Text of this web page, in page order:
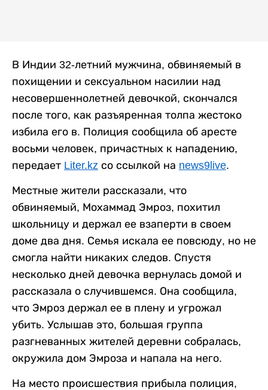
В Индии 32-летний мужчина, обвиняемый в
похищении и сексуальном насилии над
несовершеннолетней девочкой, скончался
после того, как разъяренная толпа жестоко
избила его в. Полиция сообщила об аресте
восьми человек, причастных к нападению,
передает Liter.kz со ссылкой на news9live.
Местные жители рассказали, что
обвиняемый, Мохаммад Эмроз, похитил
школьницу и держал ее взаперти в своем
доме два дня. Семья искала ее повсюду, но не
смогла найти никаких следов. Спустя
несколько дней девочка вернулась домой и
рассказала о случившемся. Она сообщила,
что Эмроз держал ее в плену и угрожал
убить. Услышав это, большая группа
разгневанных жителей деревни собралась,
окружила дом Эмроза и напала на него.
На место происшествия прибыла полиция,